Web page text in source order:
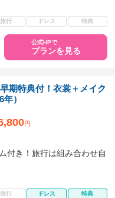
旅行 ドレス 特典
公式HPで
プランを見る
期特典付！衣裳＋メイク
）
円
付き！旅行は組み合わせ自
旅行 ドレス 特典